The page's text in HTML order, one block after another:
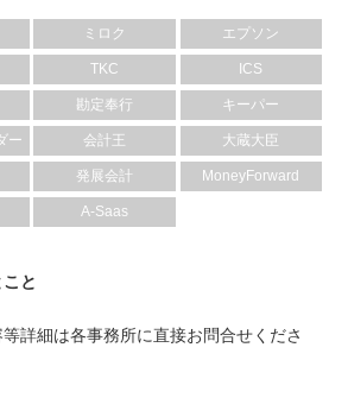
ミロク エプソン
TKC ICS
勘定奉行 キーパー
ー 会計王 大蔵大臣
発展会計 MoneyForward
A-Saas
と
詳細は各事務所に直接お問合せくださ